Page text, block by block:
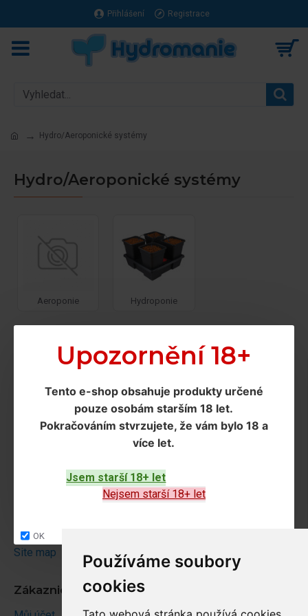
Používáme soubory
cookies
Upozornění 18+
Tento e-shop obsahuje produkty určené
pouze osobám starším 18 let.
Pokračováním stvrzujete, že vám bylo 18 a
více let.
Jsem starší 18+ let
Nejsem starší 18+ let
OK
Přihlášení Registrace
Hydro/Aeroponické systémy
Hydro/Aeroponické systémy
Aeroponie Hydroponie
Doprava a podmínky
Doprava
Ochrana os. údajů
Zákaznický servis
Site map
Zákaznický účet